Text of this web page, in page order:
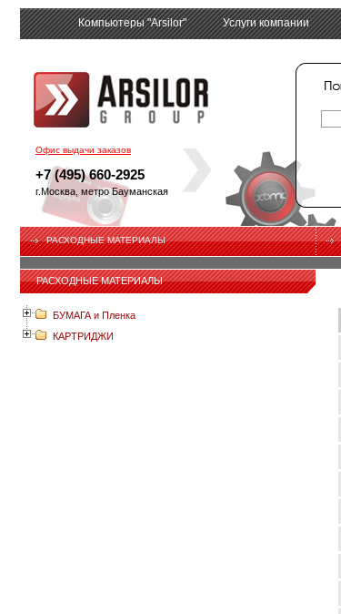
Офис выдачи заказов
+7 (495) 660-2925
г.Москва, метро Бауманская
Компьютеры "Arsilor" Услуги компании
РАСХОДНЫЕ МАТЕРИАЛЫ
РАСХОДНЫЕ МАТЕРИАЛЫ
БУМАГА и Пленка
КАРТРИДЖИ